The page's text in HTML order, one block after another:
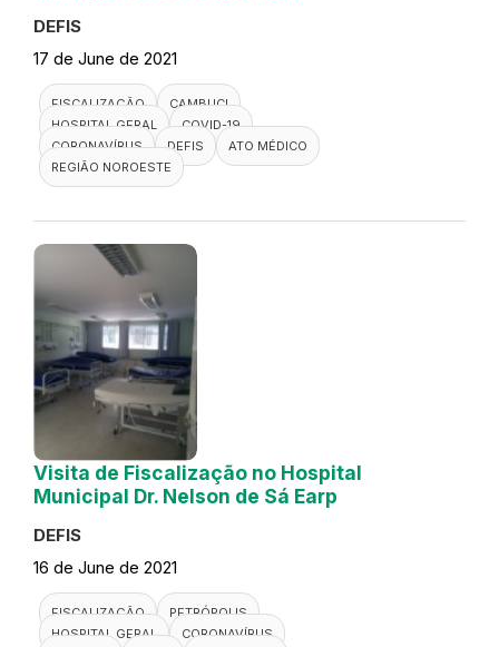
DEFIS
17 de June de 2021
FISCALIZAÇÃO
CAMBUCI
HOSPITAL GERAL
COVID-19
CORONAVÍRUS
DEFIS
ATO MÉDICO
REGIÃO NOROESTE
Visita de Fiscalização no Hospital
Municipal Dr. Nelson de Sá Earp
DEFIS
16 de June de 2021
FISCALIZAÇÃO
PETRÓPOLIS
HOSPITAL GERAL
CORONAVÍRUS